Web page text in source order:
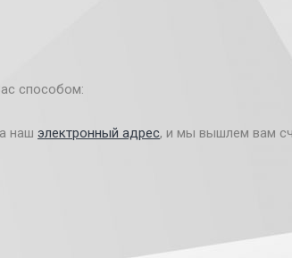
способом:
наш электронный адрес, и мы вышлем вам